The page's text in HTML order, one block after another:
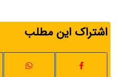
اشتراک این مطلب